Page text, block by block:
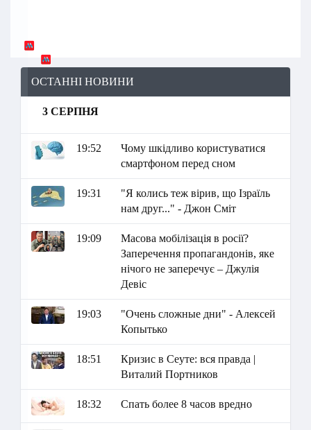
ОСТАННІ НОВИНИ
3 СЕРПНЯ
19:52
Чому шкідливо користуватися
смартфоном перед сном
19:31
"Я колись теж вірив, що Ізраїль
нам друг..." - Джон Сміт
19:09
Масова мобілізація в росії?
Заперечення пропагандонів, яке
нічого не заперечує – Джулія
Девіс
19:03
"Очень сложные дни" - Алексей
Копытько
18:51
Кризис в Сеуте: вся правда |
Виталий Портников
18:32 Спать более 8 часов вредно